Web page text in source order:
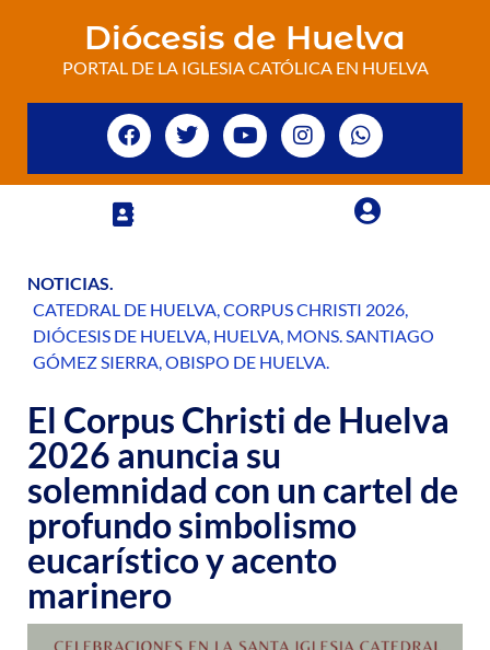
Diócesis de Huelva
PORTAL DE LA IGLESIA CATÓLICA EN HUELVA
NOTICIAS.
CATEDRAL DE HUELVA,CORPUS CHRISTI 2026,
DIÓCESIS DE HUELVA, HUELVA, MONS. SANTIAGO
GÓMEZ SIERRA,OBISPO DE HUELVA.
El Corpus Christi de Huelva
2026 anuncia su
solemnidad con un cartel de
profundo simbolismo
eucarístico y acento
marinero